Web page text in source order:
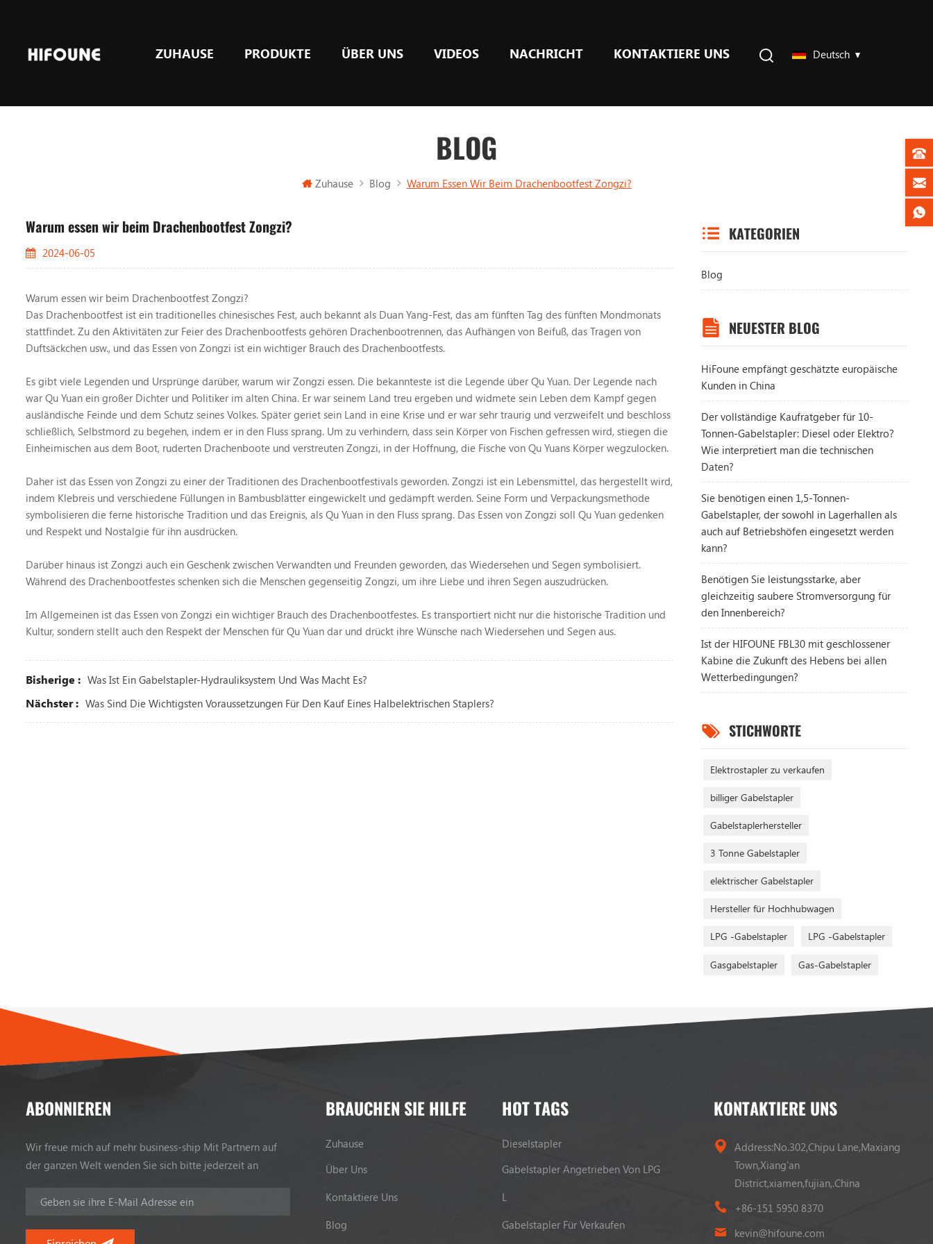
ZUHAUSE PRODUKTE ÜBER UNS VIDEOS NACHRICHT KONTAKTIERE UNS Deutsch
BLOG
Zuhause Blog Warum Essen Wir Beim Drachenbootfest Zongzi?
Warum essen wir beim Drachenbootfest Zongzi?
2024-06-05
Warum essen wir beim Drachenbootfest Zongzi?
Das Drachenbootfest ist ein traditionelles chinesisches Fest, auch bekannt als Duan Yang-Fest, das am fünften Tag des fünften Mondmonats
stattfindet. Zu den Aktivitäten zur Feier des Drachenbootfests gehören Drachenbootrennen, das Aufhängen von Beifuß, das Tragen von
Duftsäckchen usw., und das Essen von Zongzi ist ein wichtiger Brauch des Drachenbootfests.
Es gibt viele Legenden und Ursprünge darüber, warum wir Zongzi essen. Die bekannteste ist die Legende über Qu Yuan. Der Legende nach
war Qu Yuan ein großer Dichter und Politiker im alten China. Er war seinem Land treu ergeben und widmete sein Leben dem Kampf gegen
ausländische Feinde und dem Schutz seines Volkes. Später geriet sein Land in eine Krise und er war sehr traurig und verzweifelt und beschloss
schließlich, Selbstmord zu begehen, indem er in den Fluss sprang. Um zu verhindern, dass sein Körper von Fischen gefressen wird, stiegen die
Einheimischen aus dem Boot, ruderten Drachenboote und verstreuten Zongzi, in der Hoffnung, die Fische von Qu Yuans Körper wegzulocken.
Daher ist das Essen von Zongzi zu einer der Traditionen des Drachenbootfestivals geworden. Zongzi ist ein Lebensmittel, das hergestellt wird,
indem Klebreis und verschiedene Füllungen in Bambusblätter eingewickelt und gedämpft werden. Seine Form und Verpackungsmethode
symbolisieren die ferne historische Tradition und das Ereignis, als Qu Yuan in den Fluss sprang. Das Essen von Zongzi soll Qu Yuan gedenken
und Respekt und Nostalgie für ihn ausdrücken.
Darüber hinaus ist Zongzi auch ein Geschenk zwischen Verwandten und Freunden geworden, das Wiedersehen und Segen symbolisiert.
Während des Drachenbootfestes schenken sich die Menschen gegenseitig Zongzi, um ihre Liebe und ihren Segen auszudrücken.
Im Allgemeinen ist das Essen von Zongzi ein wichtiger Brauch des Drachenbootfestes. Es transportiert nicht nur die historische Tradition und
Kultur, sondern stellt auch den Respekt der Menschen für Qu Yuan dar und drückt ihre Wünsche nach Wiedersehen und Segen aus.
Bisherige : Was Ist Ein Gabelstapler-Hydrauliksystem Und Was Macht Es?
Nächster : Was Sind Die Wichtigsten Voraussetzungen Für Den Kauf Eines Halbelektrischen Staplers?
KATEGORIEN
Blog
NEUESTER BLOG
HiFoune empfängt geschätzte europäische
Kunden in China
Der vollständige Kaufratgeber für 10-
Tonnen-Gabelstapler: Diesel oder Elektro?
Wie interpretiert man die technischen
Daten?
Sie benötigen einen 1,5-Tonnen-
Gabelstapler, der sowohl in Lagerhallen als
auch auf Betriebshöfen eingesetzt werden
kann?
Benötigen Sie leistungsstarke, aber
gleichzeitig saubere Stromversorgung für
den Innenbereich?
Ist der HIFOUNE FBL30 mit geschlossener
Kabine die Zukunft des Hebens bei allen
Wetterbedingungen?
STICHWORTE
Elektrostapler zu verkaufen
billiger Gabelstapler
Gabelstaplerhersteller
3 Tonne Gabelstapler
elektrischer Gabelstapler
Hersteller für Hochhubwagen
LPG -Gabelstapler LPG -Gabelstapler
Gasgabelstapler Gas-Gabelstapler
ABONNIEREN
Wir freue mich auf mehr business-ship Mit Partnern auf
der ganzen Welt wenden Sie sich bitte jederzeit an
BRAUCHEN SIE HILFE
Zuhause
Über Uns
Kontaktiere Uns
Blog
HOT TAGS
Dieselstapler
Gabelstapler Angetrieben Von LPG
L
Gabelstapler Für Verkaufen
KONTAKTIERE UNS
Address:No.302,Chipu Lane,Maxiang
Town,Xiang'an
District,xiamen,fujian,.China
+86-151 5950 8370
kevin@hifoune.com